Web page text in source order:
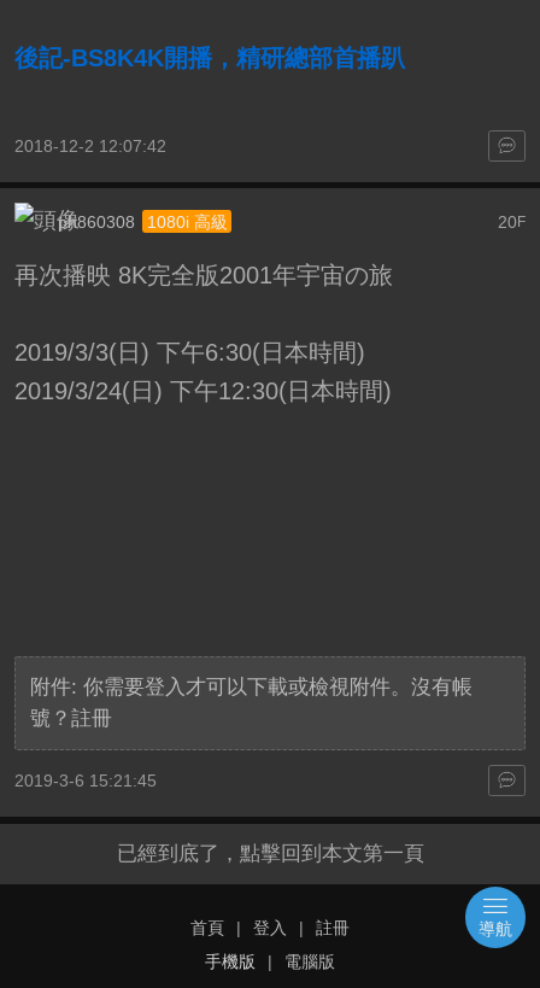
後記-BS8K4K開播，精研總部首播趴
2018-12-2 12:07:42
20F
ph860308 1080i 高級
再次播映 8K完全版2001年宇宙の旅
2019/3/3(日) 下午6:30(日本時間)
2019/3/24(日) 下午12:30(日本時間)
附件: 你需要登入 才可以下載或檢視附件。沒有帳
號？ 註冊
2019-3-6 15:21:45
已經到底了，點擊回到本文第一頁
首頁 | 登入 |
註冊
手機版
| 電腦版
導航